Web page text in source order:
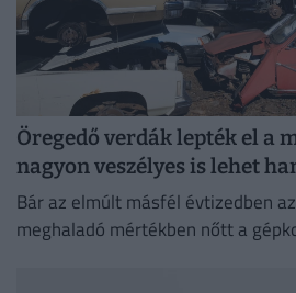
Öregedő verdák lepték el a
nagyon veszélyes is lehet
Bár az elmúlt másfél évtizedben
meghaladó mértékben nőtt a